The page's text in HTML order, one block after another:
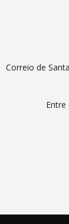
Correio de